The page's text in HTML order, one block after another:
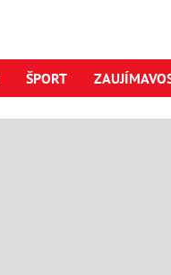
ŠPORT